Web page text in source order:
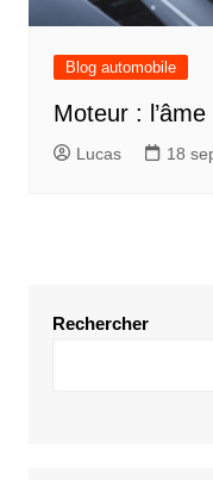
Blog automobile
Moteur :
Lucas 18
Rechercher